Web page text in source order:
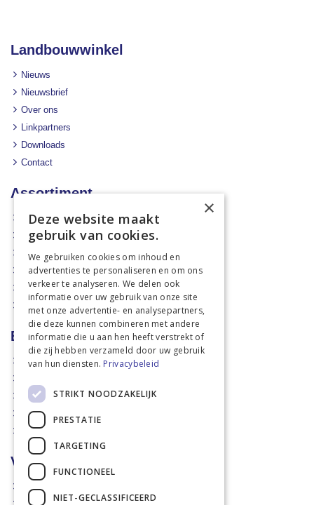
Landbouwwinkel
Nieuws
Nieuwsbrief
Over ons
Linkpartners
Downloads
Contact
Assortiment
Aanbiedingen
Mechanisatie
Stal & Erf
Weidetechniek
Dierbenodigdheden
Actiefolders
Betalen en verzenden
Hoe bestellen?
Afhaalmogelijkheden
Verzendkosten
Retouren
Voorwaarden
×
Deze website maakt
gebruik van cookies.
We gebruiken cookies om inhoud en
advertenties te personaliseren en om ons
verkeer te analyseren. We delen ook
informatie over uw gebruik van onze site
met onze advertentie- en analysepartners,
die deze kunnen combineren met andere
informatie die u aan hen heeft verstrekt of
die zij hebben verzameld door uw gebruik
van hun diensten. Privacybeleid
STRIKT NOODZAKELIJK
PRESTATIE
TARGETING
FUNCTIONEEL
NIET-GECLASSIFICEERD